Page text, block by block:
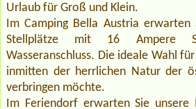
Urlaub für Groß und Klein.
Im Camping Bella Austria
Stellplätze mit 16 Ampere
Wasseranschluss. Die ideale Wahl
inmitten der herrlichen Natur der
verbringen möchte.
Im Feriendorf erwarten Sie unsere